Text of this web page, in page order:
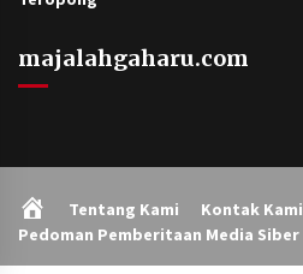
majalahgaharu.com
Home
Tentang Kami
Kontak Kami
Pedoman Pemberitaan Media Siber